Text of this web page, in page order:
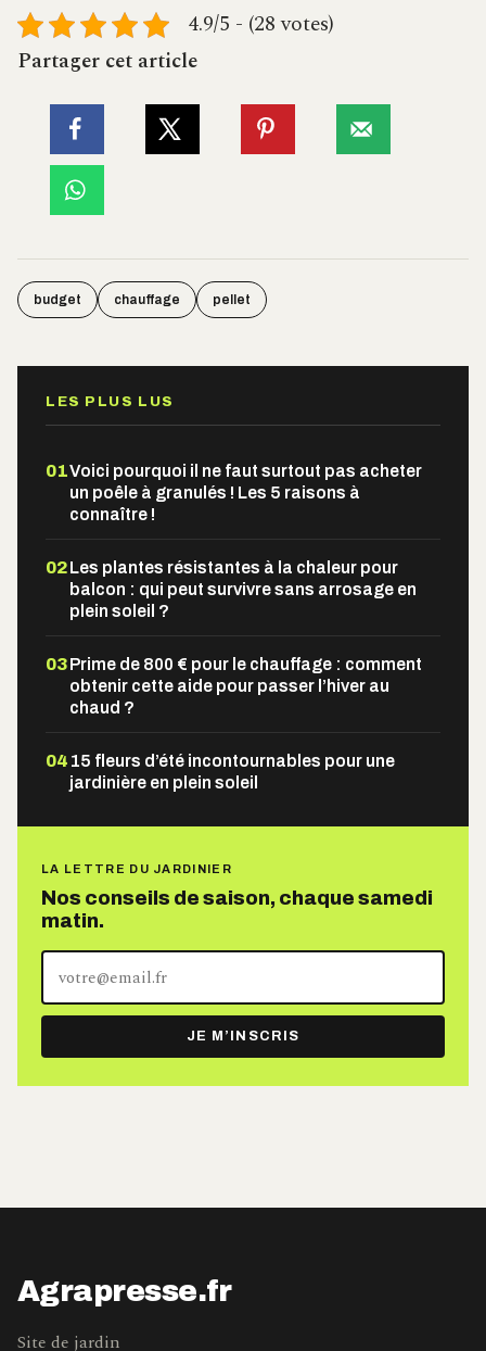
4.9/5 - (28 votes)
Partager cet article
budget chauffage pellet
LES PLUS LUS
01Voici pourquoi il ne faut surtout pas acheter
un poêle à granulés ! Les 5 raisons à
connaître !
02Les plantes résistantes à la chaleur pour
balcon : qui peut survivre sans arrosage en
plein soleil ?
03Prime de 800 € pour le chauffage : comment
obtenir cette aide pour passer l’hiver au
chaud ?
04 15 fleurs d’été incontournables pour une
jardinière en plein soleil
LA LETTRE DU JARDINIER
Nos conseils de saison, chaque samedi
matin.
adresse
e-
mail
JE M’INSCRIS
Agrapresse.fr
Site de jardin